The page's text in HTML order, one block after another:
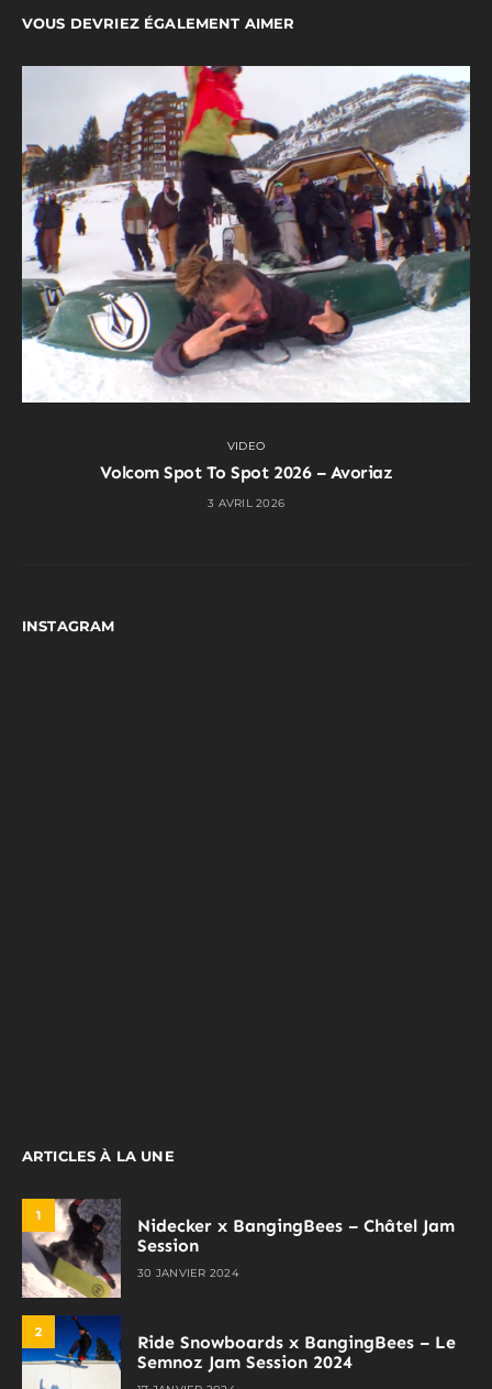
VOUS DEVRIEZ ÉGALEMENT AIMER
VIDEO
Volcom Spot To Spot 2026 – Avoriaz
3 AVRIL 2026
INSTAGRAM
ARTICLES À LA UNE
1
Nidecker x BangingBees – Châtel Jam
Session
30 JANVIER 2024
2
Ride Snowboards x BangingBees – Le
Semnoz Jam Session 2024